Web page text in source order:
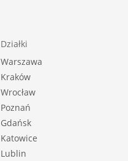
Działki
Warszawa
Kraków
Wrocław
Poznań
Gdańsk
Katowice
Lublin